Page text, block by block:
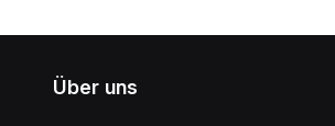
Über uns